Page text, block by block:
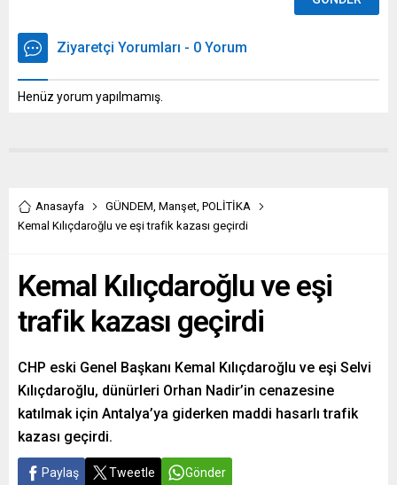
Ziyaretçi Yorumları - 0 Yorum
Henüz yorum yapılmamış.
Anasayfa GÜNDEM Manşet POLİTİKA
Kemal Kılıçdaroğlu ve eşi trafik kazası geçirdi
Kemal Kılıçdaroğlu ve eşi
trafik kazası geçirdi
CHP eski Genel Başkanı Kemal Kılıçdaroğlu ve eşi Selvi
Kılıçdaroğlu, dünürleri Orhan Nadir’in cenazesine
katılmak için Antalya’ya giderken maddi hasarlı trafik
kazası geçirdi.
Paylaş Tweetle Gönder